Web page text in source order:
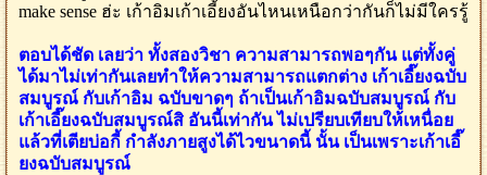
make sense ฮ่ะ เก้าอิมเก้าเอี้ยงอันไหนเหนือกว่ากันก็ไม่มีใครรู้
ตอบได้ชัด เลยว่า ทั้งสองวิชา ความสามารถพอๆกัน แต่ทั้งคู่
ได้มาไม่เท่ากันเลยทำให้ความสามารถแตกต่าง เก้าเอี๊ยงฉบับ
สมบูรณ์ กับเก้าอิม ฉบับขาดๆ ถ้าเป็นเก้าอิมฉบับสมบูรณ์ กับ
เก้าเอี๊ยงฉบับสมบูรณ์สิ อันนี้เท่ากัน ไม่เปรียบเทียบให้เหนื่อย
แล้วที่เตียบ่อกี้ กำลังภายสูงได้ไวขนาดนี้ นั้น เป็นเพราะเก้าเอี๊
ยงฉบับสมบูรณ์